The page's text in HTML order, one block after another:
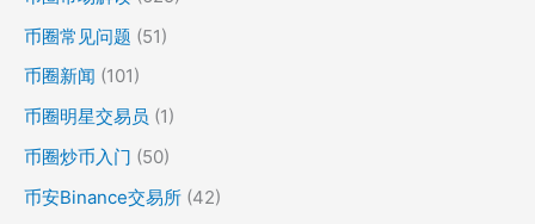
币圈常见问题 (51)
币圈新闻 (101)
币圈明星交易员 (1)
币圈炒币入门 (50)
币安Binance交易所 (42)